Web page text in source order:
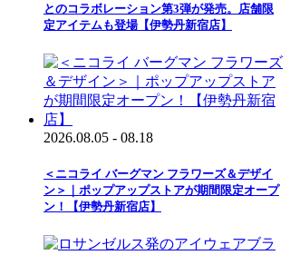
とのコラボレーション第3弾が発売。店舗限
定アイテムも登場【伊勢丹新宿店】
2026.08.05 - 08.18
＜ニコライ バーグマン フラワーズ＆デザイ
ン＞｜ポップアップストアが期間限定オープ
ン！【伊勢丹新宿店】